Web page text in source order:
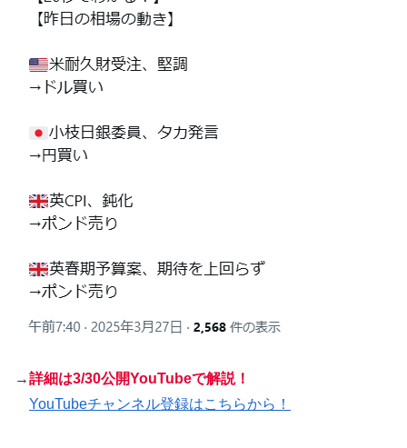
→詳細は3/30公開YouTubeで解説！
YouTubeチャンネル登録はこちらから！